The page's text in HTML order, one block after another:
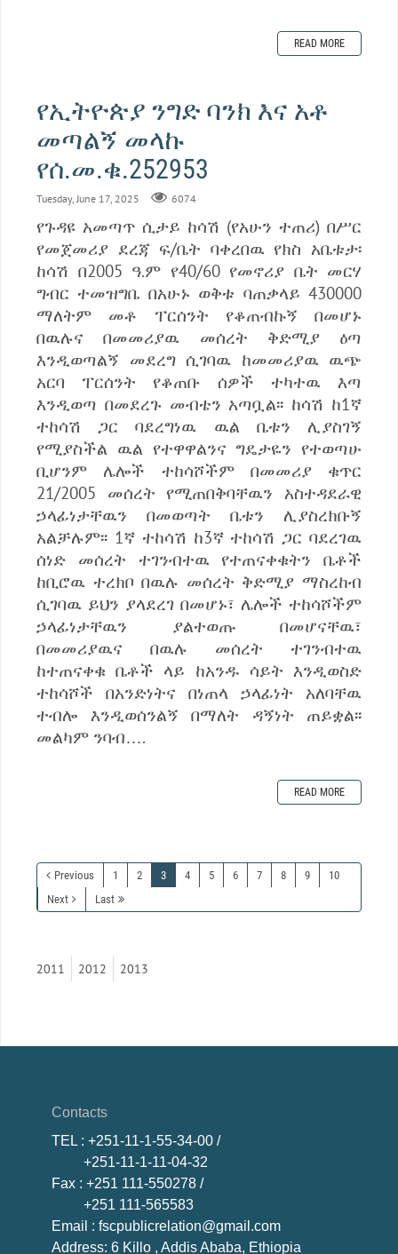
READ MORE
የኢትዮጵያ ንግድ ባንክ እና አቶ
መጣልኝ መላኩ
የሰ.መ.ቁ.252953
Tuesday, June 17, 2025 6074
የጉዳዩ አመጣጥ ሲታይ ከሳሽ (የአሁን ተጠሪ) በሥር
የመጀመሪያ ደረጃ ፍ/ቤት ባቀረበዉ የክስ አቤቱታ፡
ከሳሽ በ2005 ዓ.ም የ40/60 የመኖሪያ ቤት መርሃ
ግብር ተመዝግቤ በአሁኑ ወቅቱ ባጠቃላይ 430000
ማለትም መቶ ፐርሰንት የቆጠብኩኝ በመሆኑ
በዉሉና በመመሪያዉ መሰረት ቅድሚያ ዕጣ
እንዲወጣልኝ መደረግ ሲገባዉ ከመመሪያዉ ዉጭ
አርባ ፐርሰንት የቆጠቡ ሰዎች ተካተዉ እጣ
እንዲወጣ በመደረጉ መብቴን አጣቧል፡፡ ከሳሽ ከ1ኛ
ተከሳሽ ጋር ባደረግነዉ ዉል ቤቱን ሊያስገኝ
የሚያስችል ዉል የተዋዋልንና ግዴታዬን የተወጣሁ
ቢሆንም ሌሎች ተከሳሾችም በመመሪያ ቁጥር
21/2005 መሰረት የሚጠበቅባቸዉን አስተዳደራዊ
ኃላፊነታቸዉን በመወጣት ቤቱን ሊያስረክቡኝ
አልቻሉም፡፡ 1ኛ ተከሳሽ ከ3ኛ ተከሳሽ ጋር ባደረገዉ
ሰነድ መሰረት ተገንብተዉ የተጠናቀቁትን ቤቶች
ከቢሮዉ ተረክቦ በዉሉ መሰረት ቅድሚያ ማስረከብ
ሲገባዉ ይህን ያላደረገ በመሆኑ፣ ሌሎች ተከሳሾችም
ኃላፊነታቸዉን ያልተወጡ በመሆናቸዉ፣
በመመሪያዉና በዉሉ መሰረት ተገንብተዉ
ከተጠናቀቁ ቤቶች ላይ ከአንዱ ሳይት እንዲወስድ
ተከሳሾች በአንድነትና በነጠላ ኃላፊነት አለባቸዉ
ተብሎ እንዲወሰንልኝ በማለት ዳኝነት ጠይቋል፡፡
መልካም ንባብ….
READ MORE
Previous 1 2 3 4 5 6 7 8 9
10
Next
Last
2011 2012 2013
Contacts
TEL : +251-11-1-55-34-00 /
+251-11-1-11-04-32
Fax : +251 111-550278 /
+251 111-565583
Email : fscpublicrelation@gmail.com
Address: 6 Killo , Addis Ababa, Ethiopia